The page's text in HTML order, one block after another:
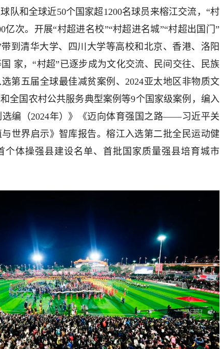
队和全球近50个国家超1200名球员来榕江交流，“村
亿次。开展“村超进名校”“村超进名城”“村超出国门”
到清华大学、四川大学等高校和北京、香港、洛阳
家，“村超”已逐步成为文化交流、民间交往、民族
第五届全球最佳减贫案例、2024亚太地区非物质文
全国农村公共服务典型案例等9个国家级案例，编入
选编（2024年）》《迈向体育强国之路——习近平关
世界启示》智库报告。榕江入选第二批全民运动健
个体操强县建设名单、首批国家质量强县培育城市